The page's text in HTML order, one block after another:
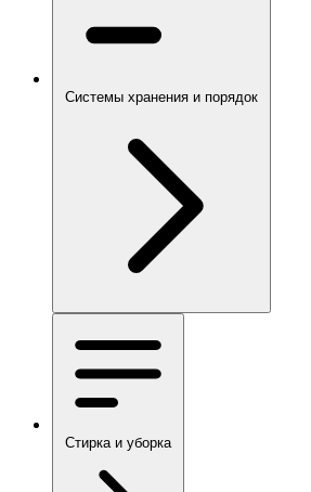
Системы хранения и порядок
Стирка и уборка